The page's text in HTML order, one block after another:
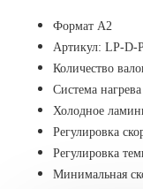
Формат A2
Артикул: LP-D-
Количество
Cистема
Холодное
Регулировка
Регулировка
Минимальная